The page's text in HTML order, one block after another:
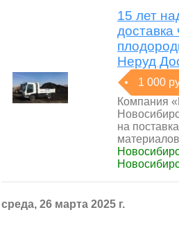
15 лет
Неруд
1 000
Компания
на
среда, 26 марта 2025 г.